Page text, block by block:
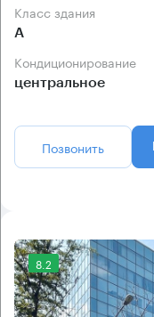
Класс здания
А
Кондиционирование
центральное
Позвонить
8.2